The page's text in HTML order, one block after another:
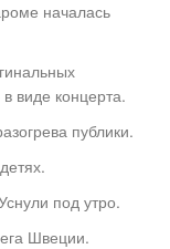
началась
виде концерта.
публики.
под утро.
Швеции.